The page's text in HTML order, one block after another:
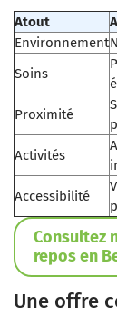
Atout
Environnement
Soins
Proximité
Activités
Accessibilité
Consultez
repos en
Une offre